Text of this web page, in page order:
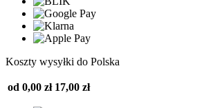
Koszty wysyłki do Polska
od 0,00 zł 17,00 zł